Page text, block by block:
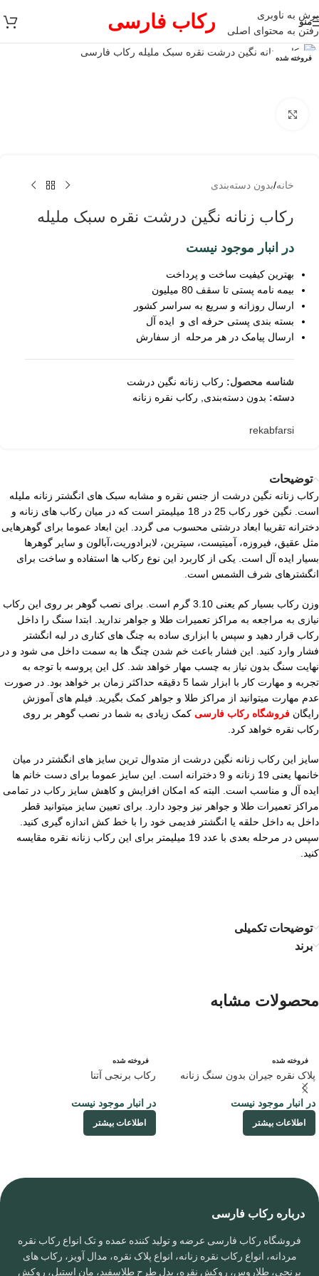
پرش به ناوبری
رفتن به محتوای اصلی
منو رکاب فارسی
فروخته شده
خانه/بدون دسته‌بندی
رکاب زنانه نگین درشت نقره سبک ملیله
در انبار موجود نیست
بهترین کیفیت ساخت و پرداخت
بیمه نامه پستی تا سقف 80 میلیون
ارسال روزانه و سریع به سراسر کشور
بسته بندی پستی حرفه ای و ایده آل
ارسال پیامک در هر مرحله از سفارش
شناسه محصول: رکاب زنانه نگین درشت
دسته: بدون دسته‌بندی رکاب نقره زنانه
rekabfarsi
توضیحات
رکاب زنانه نگین درشت از جنس نقره و مشابه سبک های انگشتر زنانه ملیله
است. نگین خور رکاب 25 در 18 میلیمتر است که در میان رکاب های زنانه و
دخترانه تقریبا ابعاد درشتی محسوب می گردد. این ابعاد عموما برای گوهرهایی
مثل عقیق، فیروزه، آمیتیست، سیترین، لابرادوریت،آبالون و سایر گوهرها
بسیار ایده آل است. یکی از کاربرد این نوع رکاب ها استفاده و ساخت برای
انگشترهای شرف الشمس است.
وزن رکاب بسیار کم یعنی 3.10 گرم است. برای نصب گوهر بر روی این رکاب
نیازی به مراجعه به مراکز تعمیرات طلا و جواهر ندارید. ابتدا سنگ را داخل
رکاب قرار دهید و سپس با ابزاری ساده به چنگ های کناری در لبه انگشتر
فشار وارد کنید. این فشار باعث خم شدن چنگ ها به سمت داخل می شود و در
نهایت سنگ بدون نیاز به چسب مهار خواهد شد. کل این پروسه با توجه به
تجربه و مهارت کار با ابزار شما 5 دقیقه حداکثر زمان بر خواهد بود. در صورت
عدم مهارت میتوانید از مراکز طلا و جواهر کمک بگیرید. فیلم های آموزش
رایگان فروشگاه رکاب فارسی کمک زیادی به شما در نصب گوهر بر روی
رکاب نقره خواهد کرد.
سایز این رکاب زنانه نگین درشت از متدوال ترین سایز های انگشتر در میان
خانمها یعنی 19 زنانه و 9 دخترانه است. این سایز عموما برای دست خانم ها
ایده آل و مناسب است. البته که امکان افزایش و کاهش سایز رکاب در تمامی
مراکز تعمیرات طلا و جواهر نیز وجود دارد. برای تعیین سایز میتوانید قطر
داخل به داخل حلقه یا انگشتر فدیمی خود را با خط کش اندازه گیری کنید.
سپس در مرحله بعدی با عدد 19 میلیمتر برای این رکاب زنانه نقره مقایسه
کنید.
توضیحات تکمیلی
برند
محصولات مشابه
فروخته شده
پلاک نقره جیران بدون سنگ زنانه
در انبار موجود نیست
اطلاعات بیشتر
فروخته شده
رکاب برنجی آتنا
در انبار موجود نیست
اطلاعات بیشتر
درباره رکاب فارسی
فروشگاه رکاب فارسی عرضه و تولید کننده عمده و تک انواع رکاب نقره
مردانه، انواع رکاب نقره زنانه، انواع پلاک نقره، مدال آویز، رکاب های
برنجی، طلاروس، روکش نقره، بدل طرح طلاسفید، مان استیل، روکش